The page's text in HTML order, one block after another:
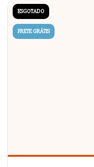
ESGOTADO
FRETE GRÁTIS